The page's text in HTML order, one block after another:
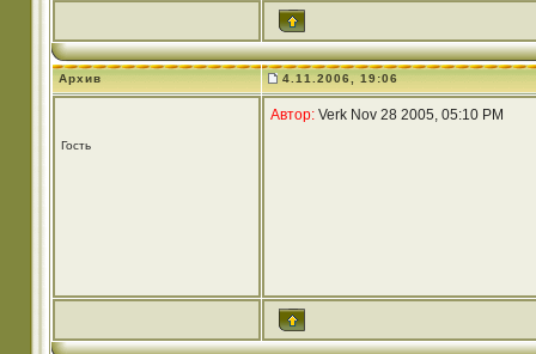
Архив 4.11.2006, 19:06
Гость
Автор:Verk Nov 28 2005, 05:10 PM